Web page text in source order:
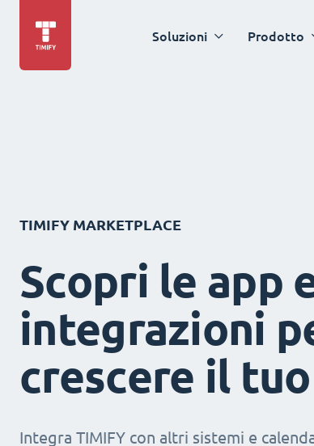
Soluzioni Prodotto
TIMIFY MARKETPLACE
Scopri le app
integrazioni
crescere il
Integra TIMIFY con altri sistemi e